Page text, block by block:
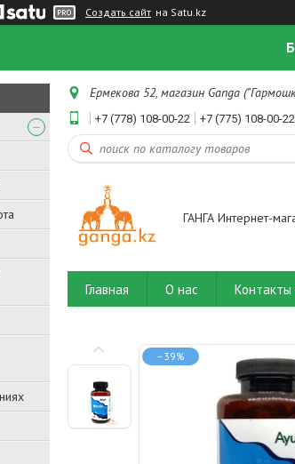
Создать сайт на Satu.kz
Ермекова 52, магазин Ganga
+7 (778) 108-00-22 +7 (775) 108-00-22
ГАНГА Интернет-
Главная О нас Контакты
–39%